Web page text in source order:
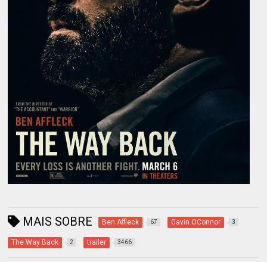
MAIS SOBRE Ben Affleck 67 Gavin OConnor 3
The Way Back 2 trailer 3466